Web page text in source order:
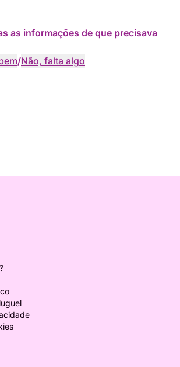
as informações de que precisava
/Não, falta algo